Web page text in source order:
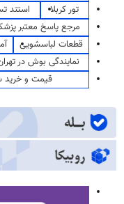
تور کربلا
استند
مرجع پاسخ معتبر
قطعات لباسشویی
نمایندگی بوش در
قیمت و خرید